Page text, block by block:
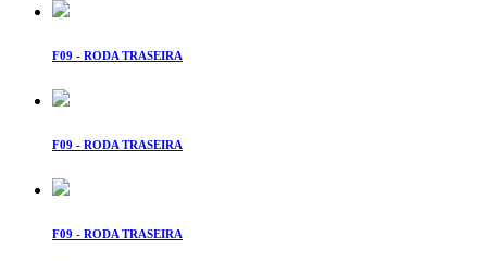
F09 - RODA TRASEIRA
F09 - RODA TRASEIRA
F09 - RODA TRASEIRA